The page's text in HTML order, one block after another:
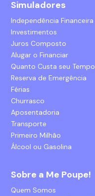
Simuladores
Independência Financeira
Investimentos
Juros Composto
Alugar o Financiar
Quanto Custa seu Tempo
Reserva de Emergência
Férias
Churrasco
Aposentadoria
Transporte
Primeiro Milhão
Álcool ou Gasolina
Sobre a Me Poupe!
Quem Somos